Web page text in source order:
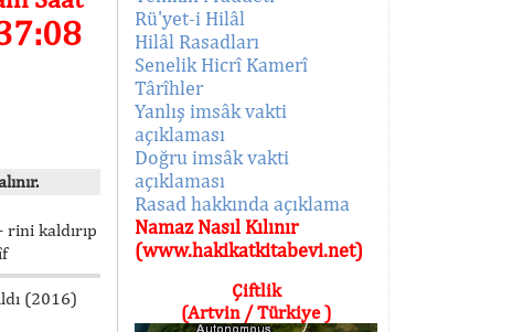
kaldırıp
(2016)
Rü'yet-i Hilâl
Hilâl Rasadları
Senelik Hicrî Kamerî
Târîhler
Yanlış imsâk vakti
açıklaması
Doğru imsâk vakti
açıklaması
Rasad hakkında açıklama
Namaz Nasıl Kılınır
(www.hakikatkitabevi.net)
Çiftlik
(Artvin / Türkiye )